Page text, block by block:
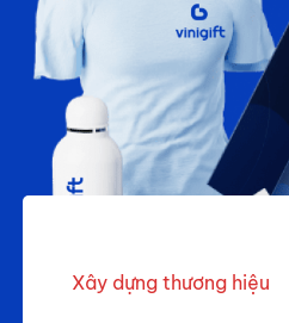
Xây dựng thương hiệu